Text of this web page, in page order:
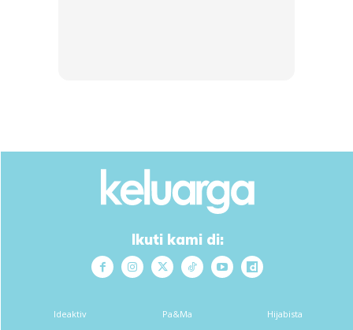
Kagumi, tanpa apa-apa “tetapi” atau “hanya tweak di
sini”. Apabila dia dewasa, dia akan melihat sendiri apa
yang perlu di “tweak”.
6. SOKONGAN SETIAP IMPIANNYA. “Saya mahu menjadi
angkasawan” – hebat! Beli buku mengenai subjek. Dan
Anda membeli buku mengenai subjek itu. Awak dapat
Ikuti kami di:
Ideaktiv Pa&Ma Hijabista